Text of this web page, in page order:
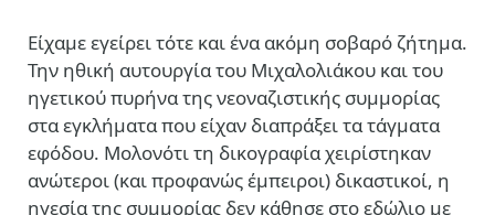
Είχαμε εγείρει τότε και ένα ακόμη σοβαρό ζήτημα.
Την ηθική αυτουργία του Μιχαλολιάκου και του
ηγετικού πυρήνα της νεοναζιστικής συμμορίας
στα εγκλήματα που είχαν διαπράξει τα τάγματα
εφόδου. Μολονότι τη δικογραφία χειρίστηκαν
ανώτεροι (και προφανώς έμπειροι) δικαστικοί, η
ηγεσία της συμμορίας δεν κάθησε στο εδώλιο με